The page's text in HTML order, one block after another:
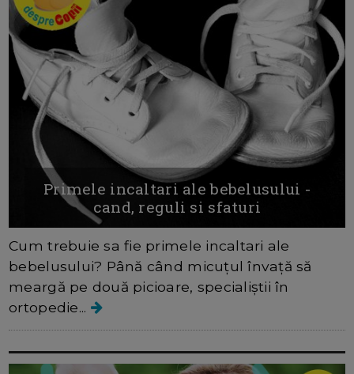
Primele incaltari ale bebelusului -
cand, reguli si sfaturi
Cum trebuie sa fie primele incaltari ale
bebelusului? Până când micuțul învață să
meargă pe două picioare, specialiștii în
ortopedie...